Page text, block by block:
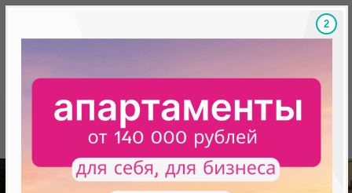
Скидки на новостройки, бонусы Готовые
1